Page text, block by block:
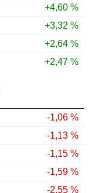
+4,60 %
+3,32 %
+2,64 %
+2,47 %
-1,06 %
-1,13 %
-1,15 %
-1,59 %
-2,55 %